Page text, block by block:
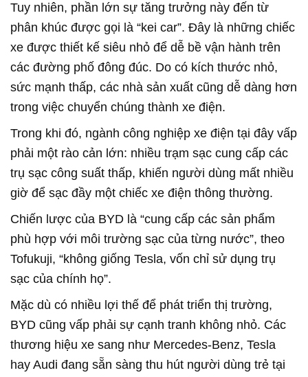
Tuy nhiên, phần lớn sự tăng trưởng này đến từ
phân khúc được gọi là “kei car”. Đây là những chiếc
xe được thiết kế siêu nhỏ để dễ bề vận hành trên
các đường phố đông đúc. Do có kích thước nhỏ,
sức mạnh thấp, các nhà sản xuất cũng dễ dàng hơn
trong việc chuyển chúng thành xe điện.
Trong khi đó, ngành công nghiệp xe điện tại đây vấp
phải một rào cản lớn: nhiều trạm sạc cung cấp các
trụ sạc công suất thấp, khiến người dùng mất nhiều
giờ để sạc đầy một chiếc xe điện thông thường.
Chiến lược của BYD là “cung cấp các sản phẩm
phù hợp với môi trường sạc của từng nước”, theo
Tofukuji, “không giống Tesla, vốn chỉ sử dụng trụ
sạc của chính họ”.
Mặc dù có nhiều lợi thế để phát triển thị trường,
BYD cũng vấp phải sự cạnh tranh không nhỏ. Các
thương hiệu xe sang như Mercedes-Benz, Tesla
hay Audi đang sẵn sàng thu hút người dùng trẻ tại